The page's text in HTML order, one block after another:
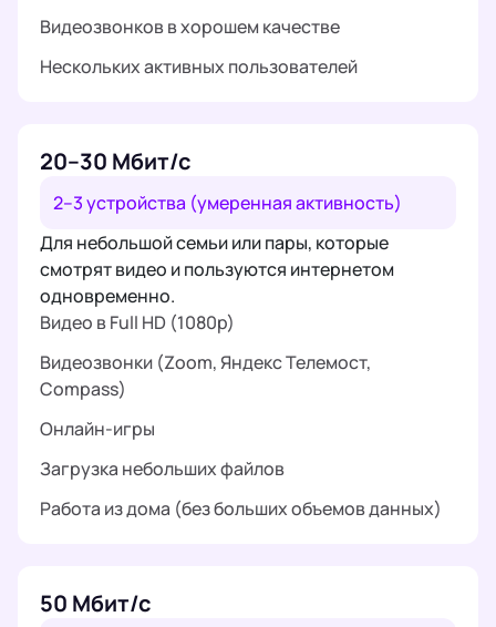
Видеозвонков в хорошем качестве
Нескольких активных пользователей
20–30 Мбит/с
2–3 устройства (умеренная активность)
Для небольшой семьи или пары, которые
смотрят видео и пользуются интернетом
одновременно.
Видео в Full HD (1080p)
Видеозвонки (Zoom, Яндекс Телемост,
Compass)
Онлайн-игры
Загрузка небольших файлов
Работа из дома (без больших объемов данных)
50 Мбит/с